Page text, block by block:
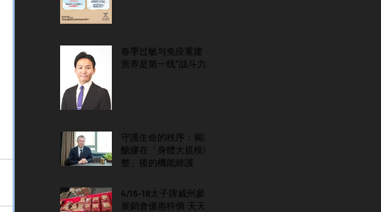
春季过敏与免疫重建：
营养是第一线“战斗力”
守護生命的秩序：褐藻
醣膠在「身體大規模重
整」後的機能維護
4/16-18太子牌威州參
展銷會優惠特價 天天